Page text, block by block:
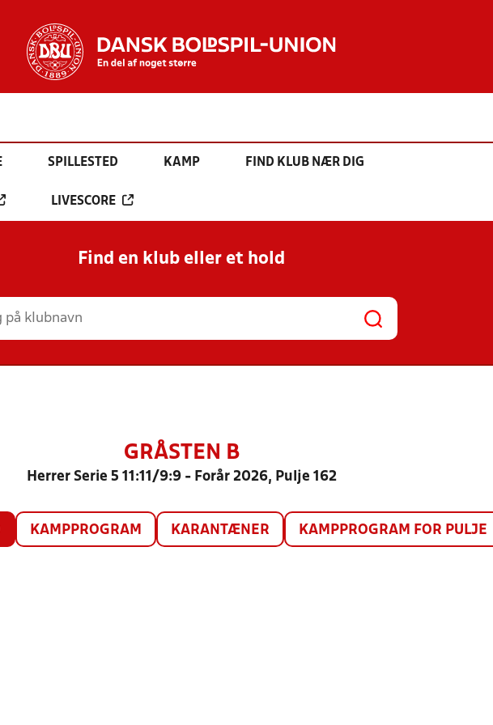
SPILLESTED KAMP FIND KLUB NÆR DIG
LIVESCORE
Find en klub eller et hold
GRÅSTEN B
Herrer Serie 5 11:11/9:9 - Forår 2026, Pulje 162
KAMPPROGRAM KARANTÆNER KAMPPROGRAM FOR PULJE